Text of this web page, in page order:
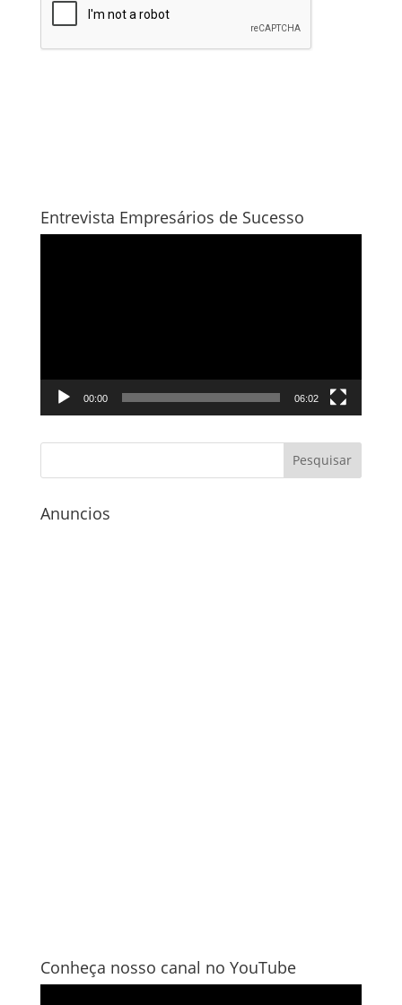
Entrevista Empresários de Sucesso
00:00 06:02
Anuncios
Conheça nosso canal no YouTube